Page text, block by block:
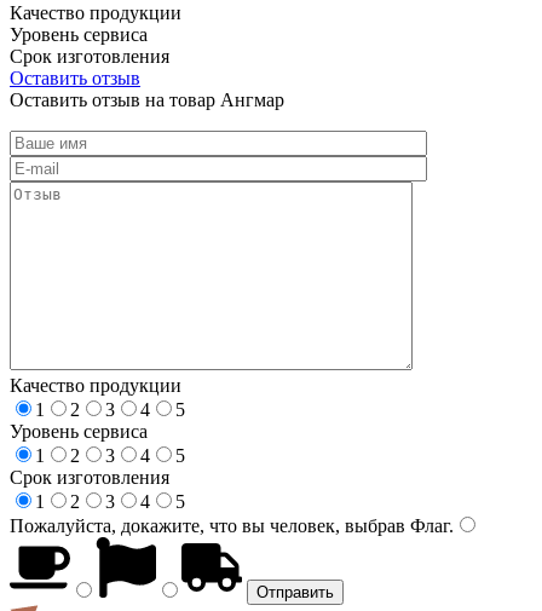
Качество продукции
Уровень сервиса
Срок изготовления
Оставить отзыв
Оставить отзыв на товар Ангмар
Качество продукции
1
2 3 4
5
Уровень сервиса
1
2 3 4
5
Срок изготовления
1
2 3 4
5
Пожалуйста, докажите, что вы человек, выбрав Флаг.